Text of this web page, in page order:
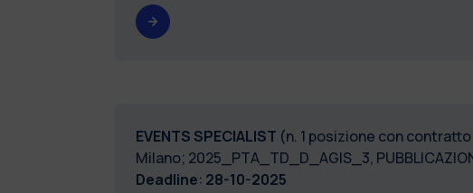
EVENTS SPECIALIST (n. 1 posizione con
Milano; 2025_PTA_TD_D_AGIS_3,
Deadline: 28-10-2025